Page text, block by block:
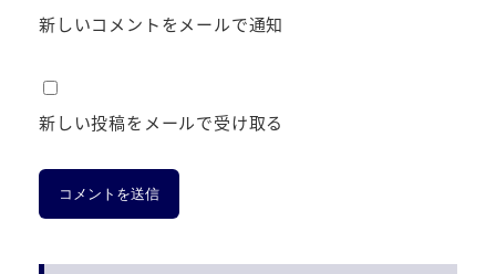
新しいコメントをメールで通知
新しい投稿をメールで受け取る